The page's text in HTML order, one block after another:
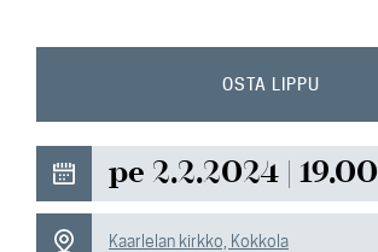
Yhteys
OSTA LIPPU
pe 2.2.2024 | 19.00
Kaarlelan kirkko, Kokkola